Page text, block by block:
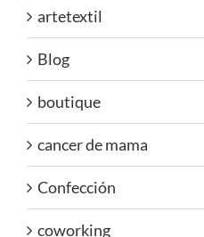
artetextil
Blog
boutique
cancer de mama
Confección
coworking